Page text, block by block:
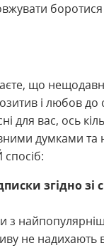
що нещодавні
і любов до
для вас, ось
думками та
згідно зі
з
не надихають